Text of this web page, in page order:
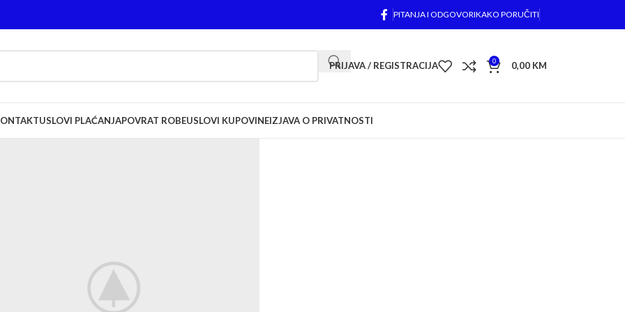
PITANJA I ODGOVORIKAKO PORUČITI
PRIJAVA / REGISTRACIJA 0 0,00 KM
USLOVI PLAĆANJAPOVRAT ROBEUSLOVI KUPOVINEIZJAVA O PRIVATNOSTI